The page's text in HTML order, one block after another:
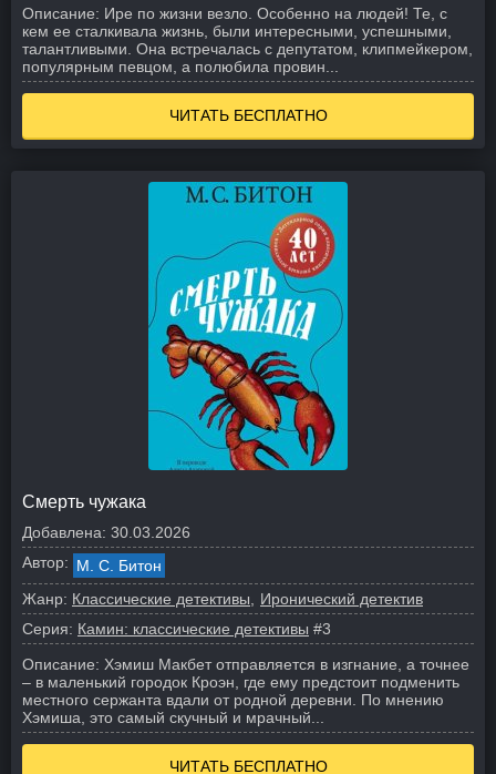
Описание: Ире по жизни везло. Особенно на людей! Те, с
кем ее сталкивала жизнь, были интересными, успешными,
талантливыми. Она встречалась с депутатом, клипмейкером,
популярным певцом, а полюбила провин...
ЧИТАТЬ БЕСПЛАТНО
Смерть чужака
Добавлена: 30.03.2026
Автор: М. С. Битон
Жанр: Классические детективы
Иронический детектив
Серия: Камин: классические детективы #3
Описание: Хэмиш Макбет отправляется в изгнание, а точнее
– в маленький городок Кроэн, где ему предстоит подменить
местного сержанта вдали от родной деревни. По мнению
Хэмиша, это самый скучный и мрачный...
ЧИТАТЬ БЕСПЛАТНО